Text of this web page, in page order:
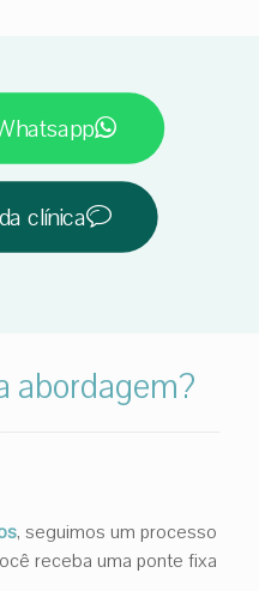
clínica
abordagem?
, seguimos um processo
receba uma ponte fixa